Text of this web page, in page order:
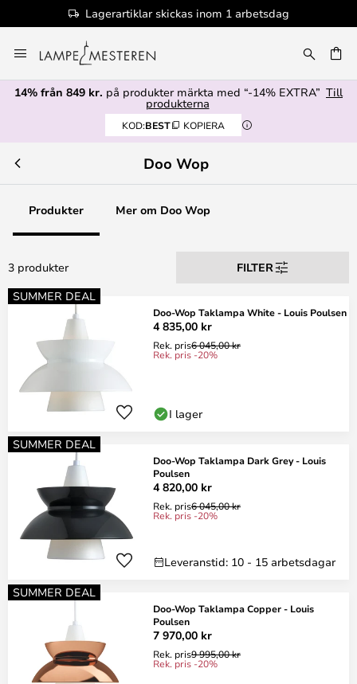
Lagerartiklar skickas inom 1 arbetsdag
till
innehållet
14% från 849 kr. på produkter märkta med “-14% EXTRA” Till
produkterna
KOD:BEST KOPIERA
Doo Wop
Produkter Mer om Doo Wop
3 produkter
FILTER
SUMMER DEAL
Doo-Wop Taklampa White - Louis Poulsen
4 835,00 kr
Rek. pris6 045,00 kr
Rek. pris -20%
I lager
SUMMER DEAL
Doo-Wop Taklampa Dark Grey - Louis
Poulsen
4 820,00 kr
Rek. pris6 045,00 kr
Rek. pris -20%
Leveranstid: 10 - 15 arbetsdagar
SUMMER DEAL
Doo-Wop Taklampa Copper - Louis
Poulsen
7 970,00 kr
Rek. pris9 995,00 kr
Rek. pris -20%